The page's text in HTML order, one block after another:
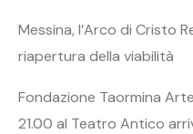
Messina, l’Arco di Cristo
riapertura della viabilità
Fondazione Taormina
21.00 al Teatro Antico